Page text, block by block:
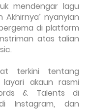
mendengar lagu
Akhirnya’ nyanyian
di platform
atas talian
terkini tentang
akaun rasmi
& Talents di
Instagram, dan